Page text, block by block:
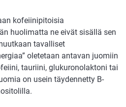
kofeiinipitoisia
huolimatta ne eivät sisällä sen
tavalliset
oletetaan antavan juomiin
tauriini, glukuronolaktoni tai
on usein täydennetty B-